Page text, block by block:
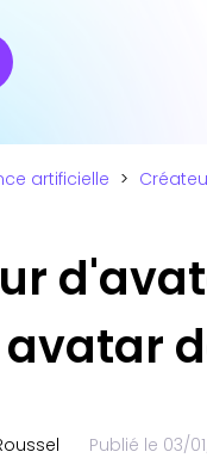
artificielle >
Publié le 03/